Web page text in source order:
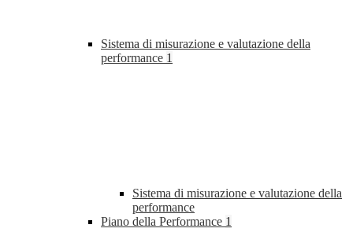
Sistema di misurazione e valutazione della
performance 1
Sistema di misurazione e valutazione della
performance
Piano della Performance 1